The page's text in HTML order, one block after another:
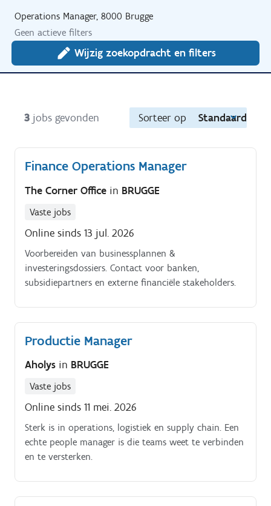
Operations Manager, 8000 Brugge
Geen actieve filters
Wijzig zoekopdracht en filters
3 jobs gevonden Sorteer op Standaard
Finance Operations Manager
The Corner Office in BRUGGE
Vaste jobs
Online sinds 13 jul. 2026
Voorbereiden van businessplannen &
investeringsdossiers. Contact voor banken,
subsidiepartners en externe financiële stakeholders.
Productie Manager
Aholys in BRUGGE
Vaste jobs
Online sinds 11 mei. 2026
Sterk is in operations, logistiek en supply chain. Een
echte people manager is die teams weet te verbinden
en te versterken.